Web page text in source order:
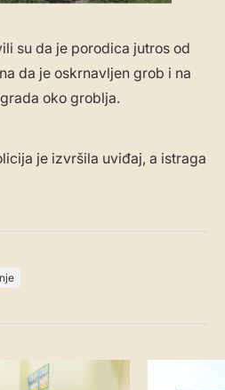
su da je porodica jutros od
da je oskrnavljen grob i na
oko groblja.
je izvršila uviđaj, a istraga